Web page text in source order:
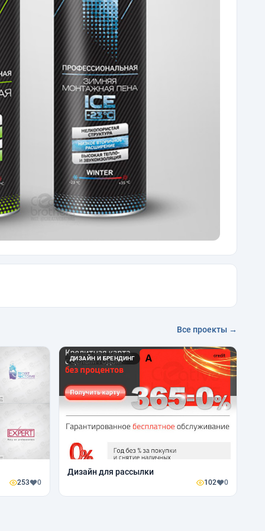
Все проекты →
253 0
ДИЗАЙН И БРЕНДИНГ
Дизайн для рассылки
102 0